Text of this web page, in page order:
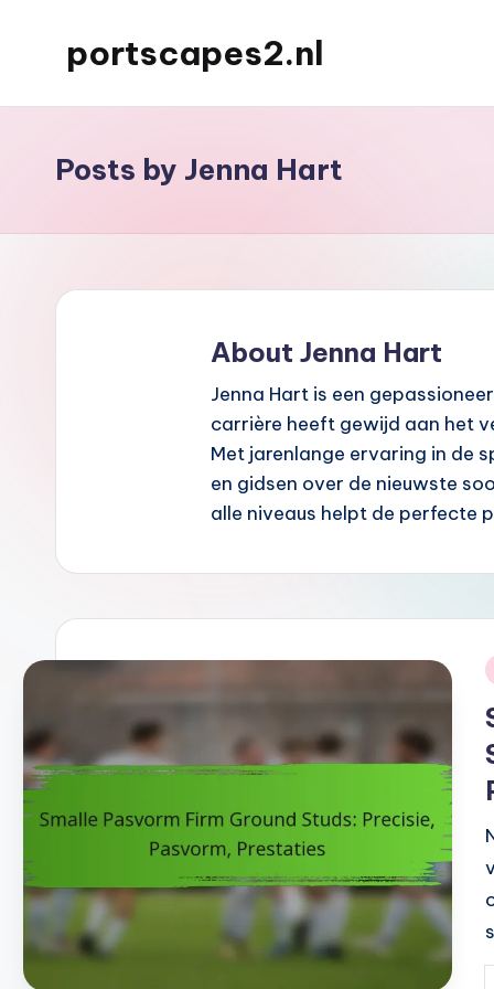
portscapes2.nl
Posts by Jenna Hart
About Jenna Hart
Jenna Hart is een
carrière heeft gewijd aan het
Met jarenlange ervaring in de
en gidsen over de nieuwste
alle niveaus helpt de perfecte